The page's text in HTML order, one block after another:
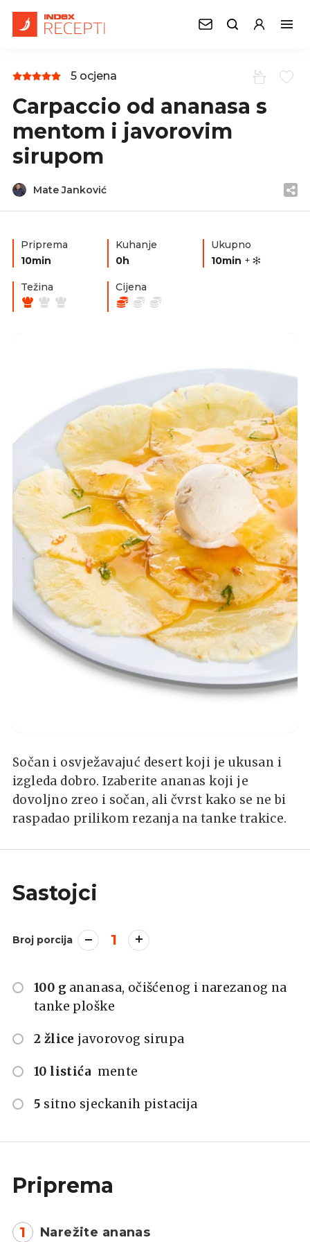
5 ocjena
Carpaccio od ananasa s
mentom i javorovim
sirupom
Mate Janković
Priprema
10min
Kuhanje
0h
Ukupno
10min +
Težina Cijena
Sočan i osvježavajuć desert koji je ukusan i
izgleda dobro. Izaberite ananas koji je
dovoljno zreo i sočan, ali čvrst kako se ne bi
raspadao prilikom rezanja na tanke trakice.
Sastojci
Broj porcija 1
100 g ananasa, očišćenog i narezanog na
tanke ploške
2 žlice javorovog sirupa
10 listića mente
5 sitno sjeckanih pistacija
Priprema
1 Narežite ananas